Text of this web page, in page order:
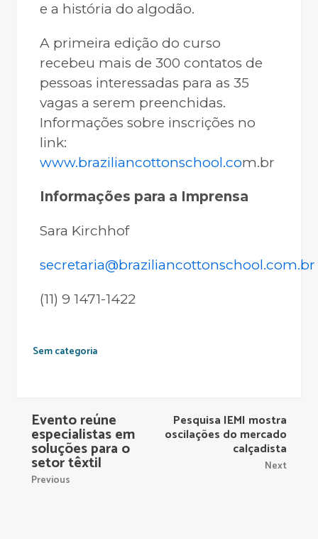
e a história do algodão.
A primeira edição do curso
recebeu mais de 300 contatos de
pessoas interessadas para as 35
vagas a serem preenchidas.
Informações sobre inscrições no
link:
www.braziliancottonschool.com.br
Informações para a Imprensa
Sara Kirchhof
secretaria@braziliancottonschool.com.br
(11) 9 1471-1422
Sem categoria
Evento reúne
especialistas em
soluções para o
setor têxtil
Previous
Pesquisa IEMI mostra
oscilações do mercado
calçadista
Next